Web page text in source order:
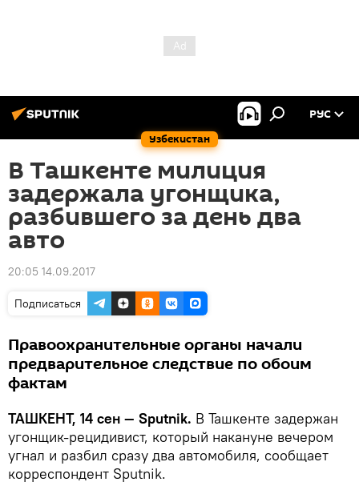
Узбекистан
РУС
В Ташкенте милиция
задержала угонщика,
разбившего за день два
авто
20:05 14.09.2017
Подписаться
Правоохранительные органы начали
предварительное следствие по обоим
фактам
ТАШКЕНТ, 14 сен — Sputnik. В Ташкенте задержан
угонщик-рецидивист, который накануне вечером
угнал и разбил сразу два автомобиля, сообщает
корреспондент Sputnik.